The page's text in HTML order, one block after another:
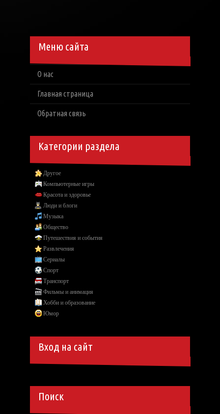
Меню сайта
О нас
Главная страница
Обратная связь
Категории раздела
Другое
Компьютерные игры
Красота и здоровье
Люди и блоги
Музыка
Общество
Путешествия и события
Развлечения
Сериалы
Спорт
Транспорт
Фильмы и анимация
Хобби и образование
Юмор
Вход на сайт
Поиск